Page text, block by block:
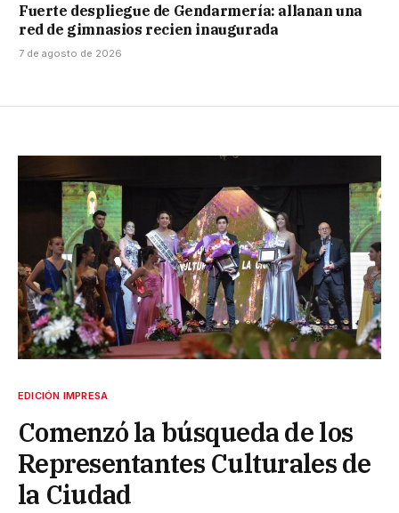
Fuerte despliegue de Gendarmería: allanan una
red de gimnasios recien inaugurada
7 de agosto de 2026
EDICIÓN IMPRESA
Comenzó la búsqueda de los
Representantes Culturales de
la Ciudad